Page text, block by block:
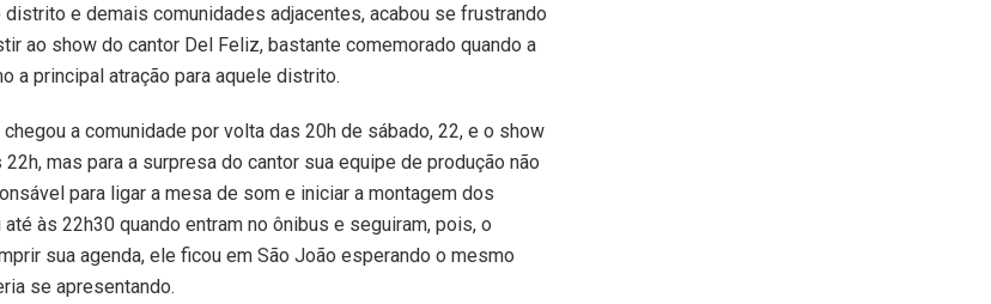
distrito e demais comunidades adjacentes, acabou se frustrando
ao show do cantor Del Feliz, bastante comemorado quando a
a principal atração para aquele distrito.
chegou a comunidade por volta das 20h de sábado, 22, e o show
mas para a surpresa do cantor sua equipe de produção não
para ligar a mesa de som e iniciar a montagem dos
às 22h30 quando entram no ônibus e seguiram, pois, o
sua agenda, ele ficou em São João esperando o mesmo
se apresentando.